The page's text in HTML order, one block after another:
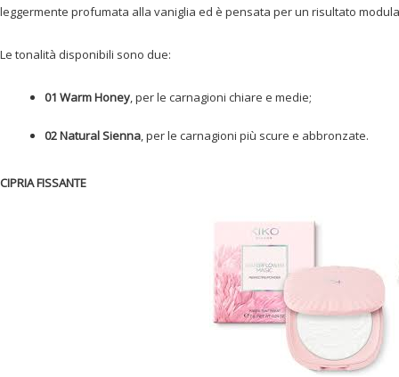
leggermente profumata alla vaniglia ed è pensata per un risultato
Le tonalità disponibili sono due:
01 Warm Honey, per le carnagioni chiare e medie;
02 Natural Sienna, per le carnagioni più scure e abbronzate.
CIPRIA FISSANTE